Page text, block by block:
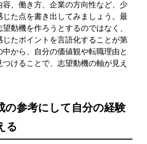
容、働き方、企業の方向性など、少
じた点を書き出してみましょう。最
動機を作ろうとするのではなく、
じたポイントを言語化することが第
から、自分の価値観や転職理由と
けることで、志望動機の軸が見え
の参考にして自分の経験
る